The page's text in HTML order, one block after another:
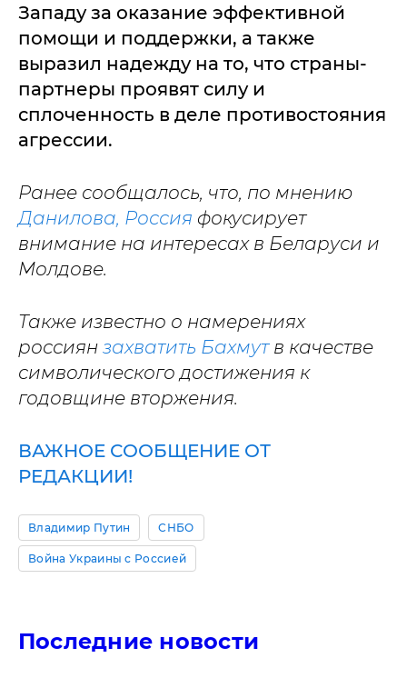
Западу за оказание эффективной
помощи и поддержки, а также
выразил надежду на то, что страны-
партнеры проявят силу и
сплоченность в деле противостояния
агрессии.
Ранее сообщалось, что, по мнению
Данилова, Россия фокусирует
внимание на интересах в Беларуси и
Молдове.
Также известно о намерениях
россиян захватить Бахмутв качестве
символического достижения к
годовщине вторжения.
ВАЖНОЕ СООБЩЕНИЕ ОТ
РЕДАКЦИИ!
Владимир Путин СНБО
Война Украины с Россией
Последние новости